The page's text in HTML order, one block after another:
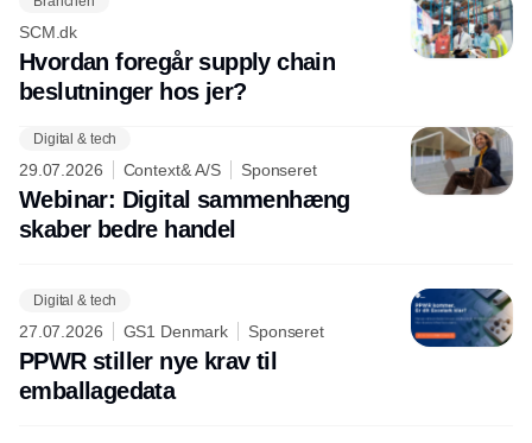
SCM.dk
Hvordan foregår supply chain
beslutninger hos jer?
Digital & tech
29.07.2026 Context& A/S Sponseret
Webinar: Digital sammenhæng
skaber bedre handel
Digital & tech
27.07.2026 GS1 Denmark Sponseret
PPWR stiller nye krav til
emballagedata